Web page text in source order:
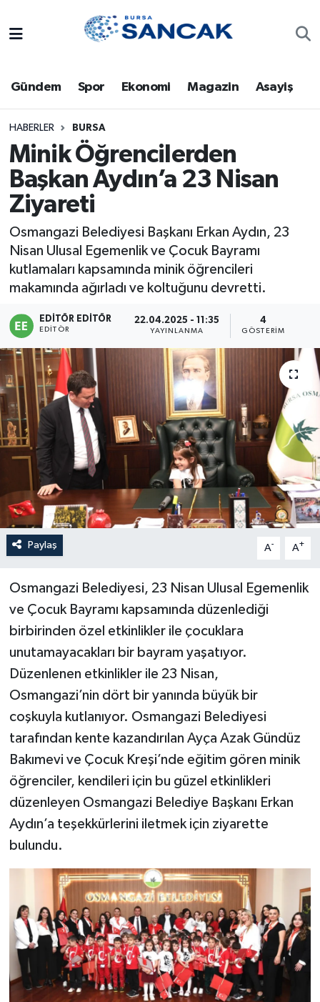
Gündem Spor Ekonomi Magazin Asayiş
HABERLER BURSA
Minik Öğrencilerden
Başkan Aydın’a 23 Nisan
Ziyareti
Osmangazi Belediyesi Başkanı Erkan Aydın, 23
Nisan Ulusal Egemenlik ve Çocuk Bayramı
kutlamaları kapsamında minik öğrencileri
makamında ağırladı ve koltuğunu devretti.
EDITÖR EDITÖR
EDITÖR
22.04.2025 - 11:35
YAYINLANMA
4
GÖSTERIM
Paylaş A- A+
Osmangazi Belediyesi, 23 Nisan Ulusal Egemenlik
ve Çocuk Bayramı kapsamında düzenlediği
birbirinden özel etkinlikler ile çocuklara
unutamayacakları bir bayram yaşatıyor.
Düzenlenen etkinlikler ile 23 Nisan,
Osmangazi’nin dört bir yanında büyük bir
coşkuyla kutlanıyor. Osmangazi Belediyesi
tarafından kente kazandırılan Ayça Azak Gündüz
Bakımevi ve Çocuk Kreşi’nde eğitim gören minik
öğrenciler, kendileri için bu güzel etkinlikleri
düzenleyen Osmangazi Belediye Başkanı Erkan
Aydın’a teşekkürlerini iletmek için ziyarette
bulundu.
Bursa
Dünya
Eğitim
Ekonomi
Genel
Gündem
Sağlık
Siyaset
Spor
Türkiye
Trafik Durumu
Süper Lig Puan Durumu ve Fikstür
Tüm Manşetler
Son Dakika Haberleri
Haber Arşivi